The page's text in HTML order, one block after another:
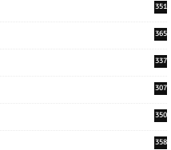
351
365
337
307
350
358